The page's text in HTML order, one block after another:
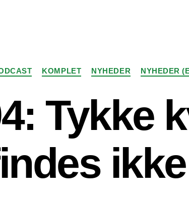
Kategorier
KOMPLET NYHEDER NYHEDER
Tykke
ikke